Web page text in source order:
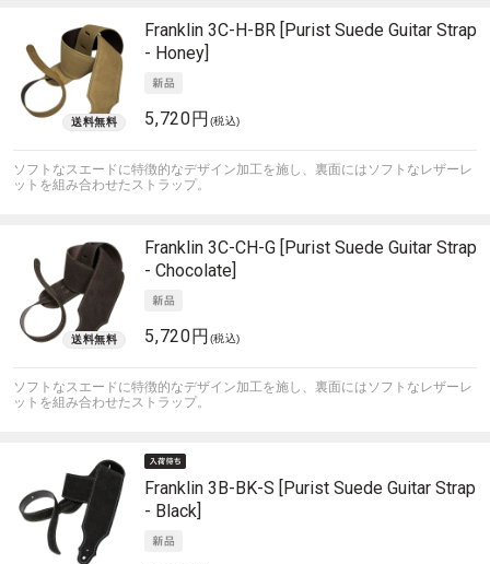
Franklin 3C-H-BR [Purist Suede Guitar Strap
- Honey]
5,720円 (税込)
ソフトなスエードに特徴的なデザイン加工を施し、裏面にはソフトなレザーレ
ットを組み合わせたストラップ。
Franklin 3C-CH-G [Purist Suede Guitar Strap
- Chocolate]
5,720円 (税込)
ソフトなスエードに特徴的なデザイン加工を施し、裏面にはソフトなレザーレ
ットを組み合わせたストラップ。
Franklin 3B-BK-S [Purist Suede Guitar Strap
- Black]